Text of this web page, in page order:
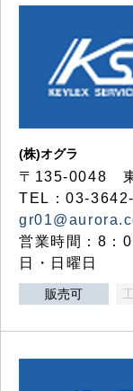
(株)オグラ
〒135-0048
TEL：03-
営業時間：8：
日・日曜日
販売可